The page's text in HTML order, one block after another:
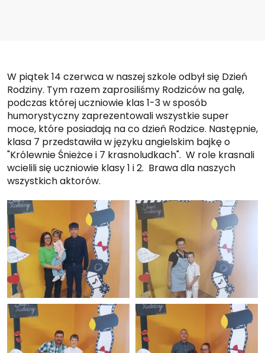
W piątek 14 czerwca w naszej szkole odbył się Dzień
Rodziny. Tym razem zaprosiliśmy Rodziców na galę,
podczas której uczniowie klas 1-3 w sposób
humorystyczny zaprezentowali wszystkie super
moce, które posiadają na co dzień Rodzice. Następnie,
klasa 7 przedstawiła w języku angielskim bajkę o
"Królewnie Śnieżce i 7 krasnoludkach". W role krasnali
wcielili się uczniowie klasy 1 i 2. Brawa dla naszych
wszystkich aktorów.